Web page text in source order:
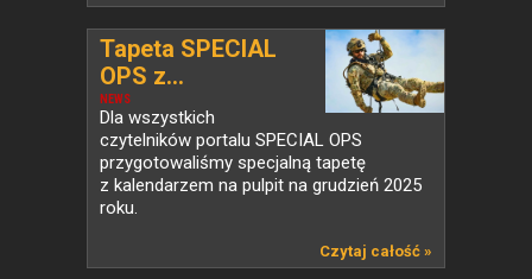
NEWS
Tapeta SPECIAL
OPS z...
Dla wszystkich
czytelników portalu SPECIAL OPS
przygotowaliśmy specjalną tapetę
z kalendarzem na pulpit na grudzień 2025
roku.
Czytaj całość »